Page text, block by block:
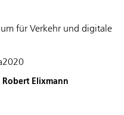
für Verkehr und digitale
Robert Elixmann